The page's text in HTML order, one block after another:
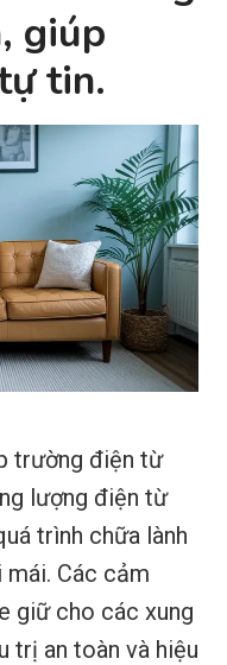
giúp
tin.
trường điện từ
lượng điện từ
trình chữa lành
Các cảm
giữ cho các xung
trị an toàn và hiệu